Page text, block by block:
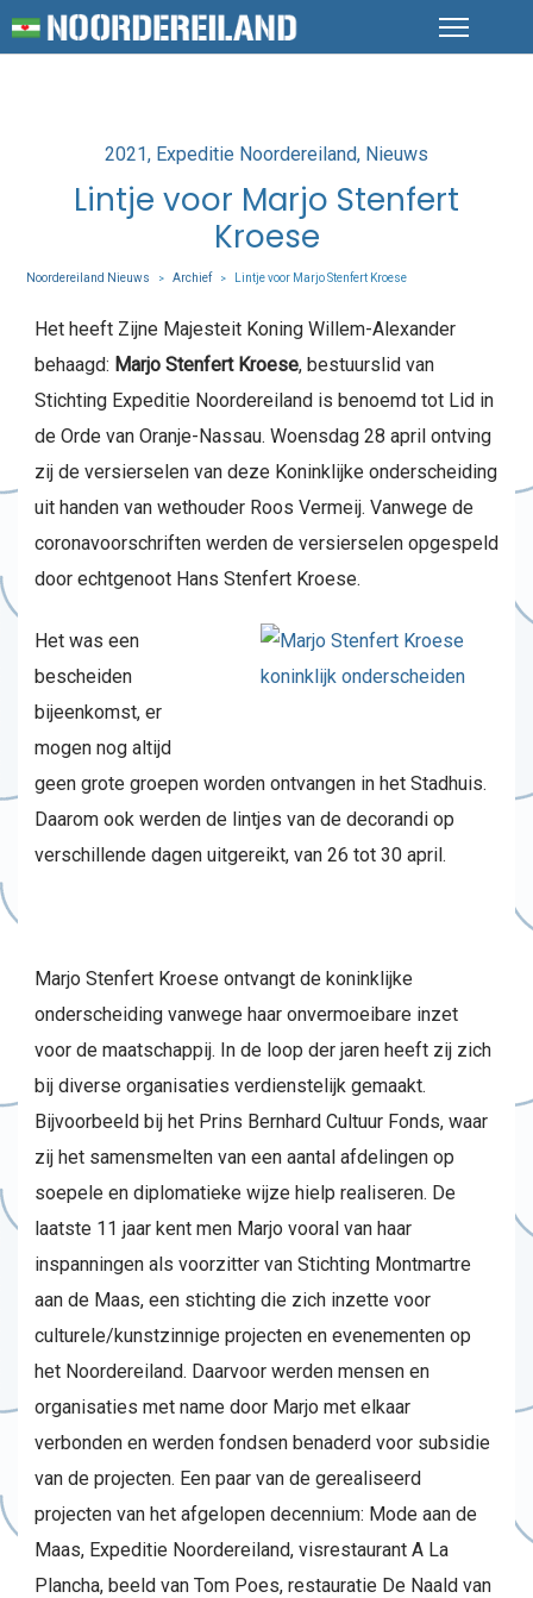
Posted
2021 Expeditie Noordereiland Nieuws
Lintje voor Marjo Stenfert
Kroese
Noordereiland Nieuws > Archief > Lintje voor Marjo Stenfert Kroese
Het heeft Zijne Majesteit Koning Willem-Alexander
behaagd: Marjo Stenfert Kroese, bestuurslid van
Stichting Expeditie Noordereiland is benoemd tot Lid in
de Orde van Oranje-Nassau. Woensdag 28 april ontving
zij de versierselen van deze Koninklijke onderscheiding
uit handen van wethouder Roos Vermeij. Vanwege de
coronavoorschriften werden de versierselen opgespeld
door echtgenoot Hans Stenfert Kroese.
Het was een
bescheiden
bijeenkomst, er
mogen nog altijd
geen grote groepen worden ontvangen in het Stadhuis.
Daarom ook werden de lintjes van de decorandi op
verschillende dagen uitgereikt, van 26 tot 30 april.
Marjo Stenfert Kroese ontvangt de koninklijke
onderscheiding vanwege haar onvermoeibare inzet
voor de maatschappij. In de loop der jaren heeft zij zich
bij diverse organisaties verdienstelijk gemaakt.
Bijvoorbeeld bij het Prins Bernhard Cultuur Fonds, waar
zij het samensmelten van een aantal afdelingen op
soepele en diplomatieke wijze hielp realiseren. De
laatste 11 jaar kent men Marjo vooral van haar
inspanningen als voorzitter van Stichting Montmartre
aan de Maas, een stichting die zich inzette voor
culturele/kunstzinnige projecten en evenementen op
het Noordereiland. Daarvoor werden mensen en
organisaties met name door Marjo met elkaar
verbonden en werden fondsen benaderd voor subsidie
van de projecten. Een paar van de gerealiseerd
projecten van het afgelopen decennium: Mode aan de
Maas, Expeditie Noordereiland, visrestaurant A La
Plancha, beeld van Tom Poes, restauratie De Naald van